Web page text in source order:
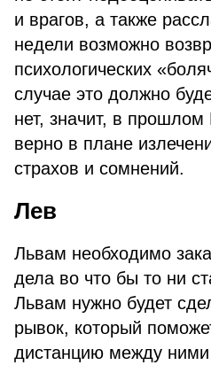
и врагов, а также
недели возможно
психологических
случае это должно
нет, значит, в
верно в плане
страхов и сомнений.
Лев
Львам необходимо
дела во что бы то ни
Львам нужно будет
рывок, который
дистанцию между ними